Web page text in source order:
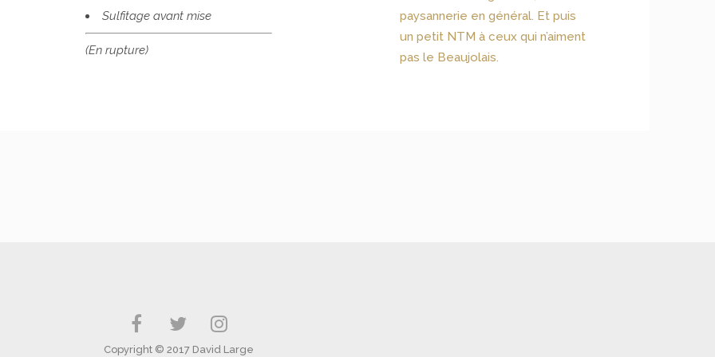
Sulfitage avant mise
(En rupture)
paysannerie en général. Et puis
un petit NTM à ceux qui n’aiment
pas le Beaujolais.
Copyright © 2017 David Large